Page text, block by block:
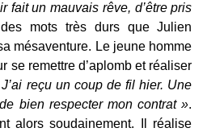
fait un mauvais rêve, d’être pris
mots très durs que Julien
mésaventure. Le jeune homme
se remettre d’aplomb et réaliser
reçu un coup de fil hier. Une
bien respecter mon contrat ».
alors soudainement. Il réalise